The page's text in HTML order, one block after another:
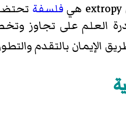
فلسفة
العلم على تجاوز
الإيمان بالتقدم